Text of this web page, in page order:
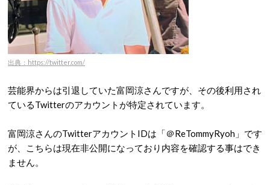
出典：https://twitter.com/
芸能界からは引退していた富岡涼さんですが、その後利用され
ているTwitterのアカウントが特定されています。
富岡涼さんのTwitterアカウントIDは「＠ReTommyRyoh」です
が、こちらは現在非公開になっており内容を確認する事はでき
ません。